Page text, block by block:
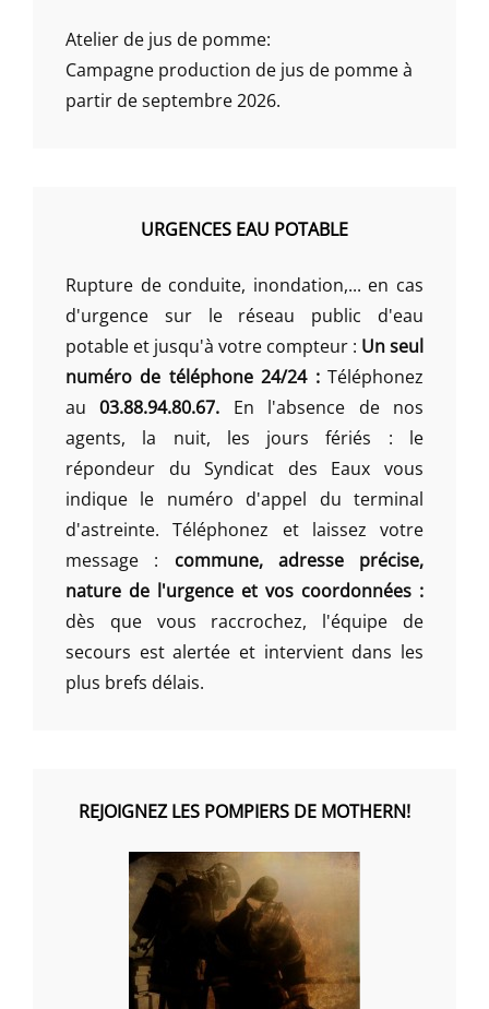
Atelier de jus de pomme:
Campagne production de jus de pomme à
partir de septembre 2026.
URGENCES EAU POTABLE
Rupture de conduite, inondation,... en cas
d'urgence sur le réseau public d'eau
potable et jusqu'à votre compteur : Un seul
numéro de téléphone 24/24 :Téléphonez
au03.88.94.80.67. En l'absence de nos
agents, la nuit, les jours fériés : le
répondeur du Syndicat des Eaux vous
indique le numéro d'appel du terminal
d'astreinte. Téléphonez et laissez votre
message : commune, adresse précise,
nature de l'urgence et vos coordonnées :
dès que vous raccrochez, l'équipe de
secours est alertée et intervient dans les
plus brefs délais.
REJOIGNEZ LES POMPIERS DE MOTHERN!